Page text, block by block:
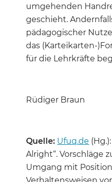
umgehenden
geschieht.
pädagogischer
das (Karteikarten-
für die Lehrkräfte
Rüdiger Braun
Quelle: Ufuq.de
Alright“. Vorschläge
Umgang mit